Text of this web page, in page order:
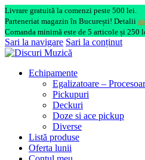
Livrare gratuită la comenzi peste 500 lei.
Parteneriat magazin în București! Detalii
Comanda minimă este de 5 articole și 250
Sari la navigare Sari la conținut
Echipamente
Egalizatoare –
Pickupuri
Deckuri
Doze si ace pickup
Diverse
Listă produse
Oferta lunii